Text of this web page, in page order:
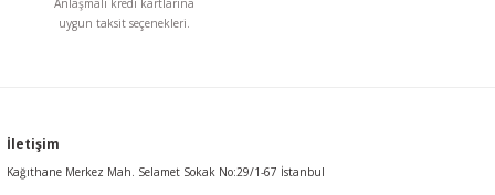
Anlaşmalı kredi kartlarına
uygun taksit seçenekleri.
İletişim
Kağıthane Merkez Mah. Selamet Sokak No:29/1-67 İstanbul